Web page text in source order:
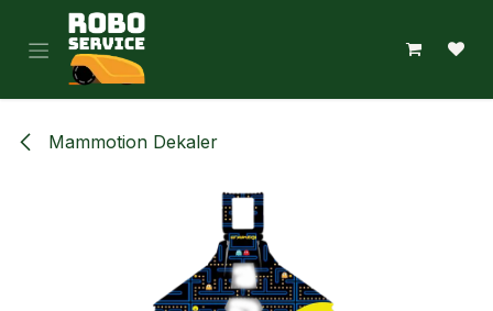
Hoppa till innehåll
Mammotion Dekaler